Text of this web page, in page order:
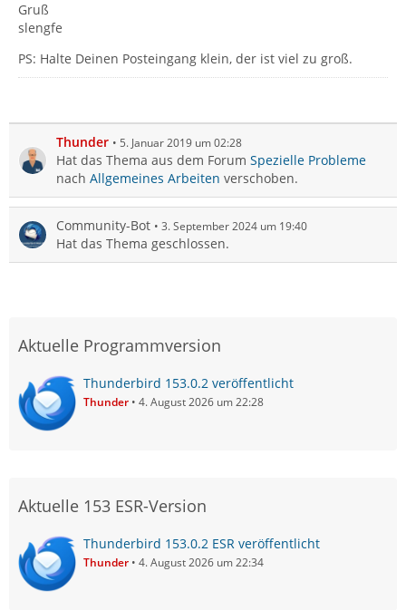
Gruß
slengfe
PS: Halte Deinen Posteingang klein, der ist viel zu groß.
Thunder 5. Januar 2019 um 02:28
Hat das Thema aus dem Forum Spezielle Probleme
nach Allgemeines Arbeiten verschoben.
Community-Bot 3. September 2024 um 19:40
Hat das Thema geschlossen.
Aktuelle Programmversion
Thunderbird 153.0.2 veröffentlicht
Thunder 4. August 2026 um 22:28
Aktuelle 153 ESR-Version
Thunderbird 153.0.2 ESR veröffentlicht
Thunder 4. August 2026 um 22:34